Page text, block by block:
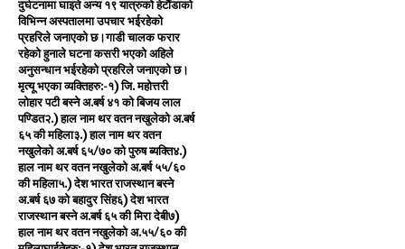
दुर्घटनामा घाइते अन्य १९ यात्रुको हेटौंडाको
विभिन्न अस्पतालमा उपचार भईरहेको
प्रहरिले जनाएको छ।गाडी चालक फरार
रहेको हुनाले घटना कसरी भएको अहिले
अनुसन्धान भईरहेको प्रहरिले जनाएको छ।
मृत्यू भएका व्यक्तिहरु:-१) जि. महोत्तरी
लोहार पटी बस्ने अ.बर्ष ४१ को बिजय लाल
पण्डित२.) हाल नाम थर वतन नखुलेको अ.बर्ष
६५ की महिला३.) हाल नाम थर वतन
नखुलेको अ.बर्ष ६५/७० को पुरुष ब्यक्ति४.)
हाल नाम थर वतन नखुलेको अ.बर्ष ५५/६०
की महिला५.) देश भारत राजस्थान बस्ने
अ.बर्ष ६७ को बहादुर सिंह६) देश भारत
राजस्थान बस्ने अ.बर्ष ६५ की मिरा देबी७)
हाल नाम थर वतन नखुलेको अ.५५/६० की